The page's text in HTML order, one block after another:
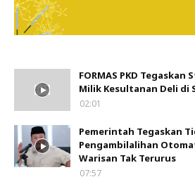
FORMAS PKD
Milik Kesultanan Deli di
02:01
Pemerintah Tegaskan
Pengambilalihan
Warisan Tak Terurus
07:57